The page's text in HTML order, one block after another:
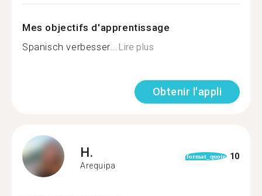
Mes objectifs d'apprentissage
Spanisch verbesser...Lire plus
Obtenir l'appli
H.
Arequipa
format_quote 10